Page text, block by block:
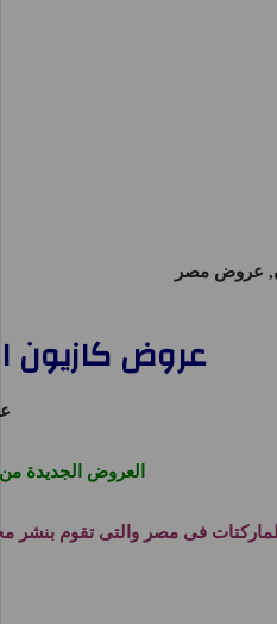
عروض مصر
عروض كازيون الثلاثاء 9 ديسمبر حتى 15
العروض الجديدة من كازيون تسرى من 9 ديسمبر
فى مصر والتى تقوم بنشر